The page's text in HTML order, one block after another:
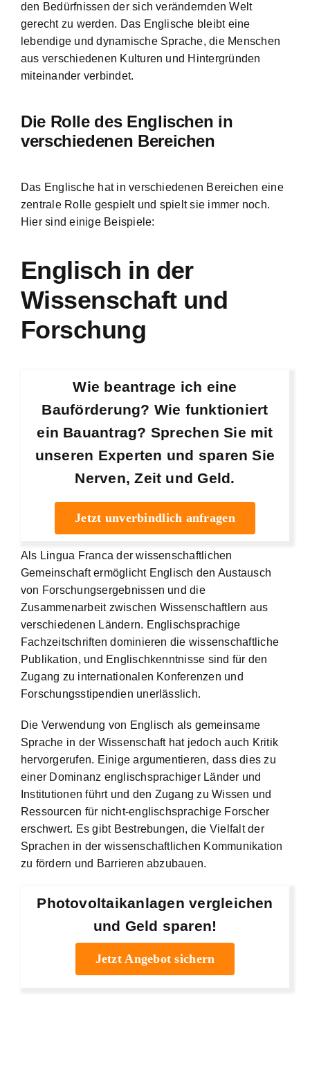
den Bedürfnissen der sich verändernden Welt
gerecht zu werden. Das Englische bleibt eine
lebendige und dynamische Sprache, die Menschen
aus verschiedenen Kulturen und Hintergründen
miteinander verbindet.
Die Rolle des Englischen in
verschiedenen Bereichen
Das Englische hat in verschiedenen Bereichen eine
zentrale Rolle gespielt und spielt sie immer noch.
Hier sind einige Beispiele:
Englisch in der
Wissenschaft und
Forschung
Wie beantrage ich eine
Bauförderung? Wie funktioniert
ein Bauantrag? Sprechen Sie mit
unseren Experten und sparen Sie
Nerven, Zeit und Geld.
Jetzt unverbindlich anfragen
Als Lingua Franca der wissenschaftlichen
Gemeinschaft ermöglicht Englisch den Austausch
von Forschungsergebnissen und die
Zusammenarbeit zwischen Wissenschaftlern aus
verschiedenen Ländern. Englischsprachige
Fachzeitschriften dominieren die wissenschaftliche
Publikation, und Englischkenntnisse sind für den
Zugang zu internationalen Konferenzen und
Forschungsstipendien unerlässlich.
Die Verwendung von Englisch als gemeinsame
Sprache in der Wissenschaft hat jedoch auch Kritik
hervorgerufen. Einige argumentieren, dass dies zu
einer Dominanz englischsprachiger Länder und
Institutionen führt und den Zugang zu Wissen und
Ressourcen für nicht-englischsprachige Forscher
erschwert. Es gibt Bestrebungen, die Vielfalt der
Sprachen in der wissenschaftlichen Kommunikation
zu fördern und Barrieren abzubauen.
Photovoltaikanlagen vergleichen
und Geld sparen!
Jetzt Angebot sichern